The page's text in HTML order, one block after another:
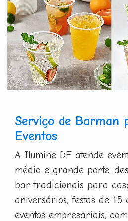
Serviço de Barman
Eventos
A Ilumine DF atende
médio e grande porte,
bar tradicionais para
aniversários, festas de 15
eventos empresariais,